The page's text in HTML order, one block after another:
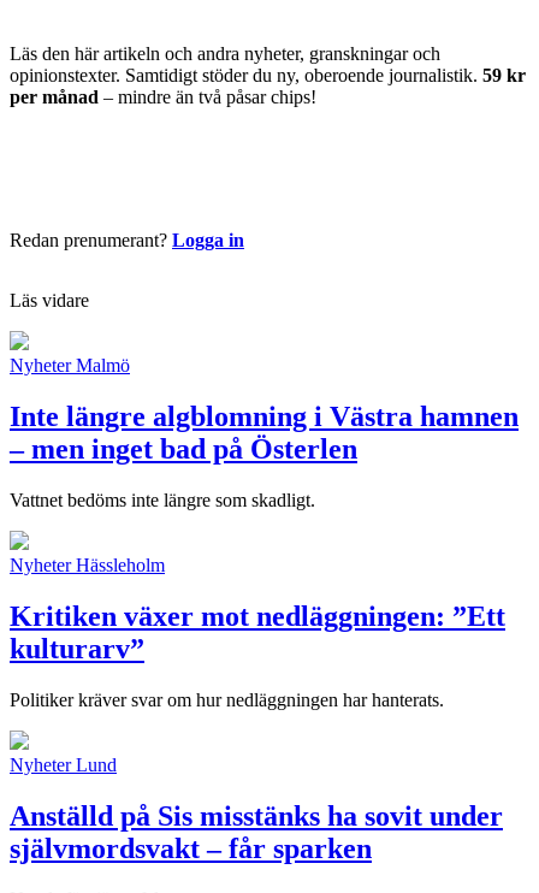
Läs den här artikeln och andra nyheter, granskningar och
opinionstexter. Samtidigt stöder du ny, oberoende journalistik. 59 kr
per månad – mindre än två påsar chips!
Redan prenumerant? Logga in
Läs vidare
Nyheter Malmö
Inte längre algblomning i Västra hamnen
– men inget bad på Österlen
Vattnet bedöms inte längre som skadligt.
Nyheter Hässleholm
Kritiken växer mot nedläggningen: ”Ett
kulturarv”
Politiker kräver svar om hur nedläggningen har hanterats.
Nyheter Lund
Anställd på Sis misstänks ha sovit under
självmordsvakt – får sparken